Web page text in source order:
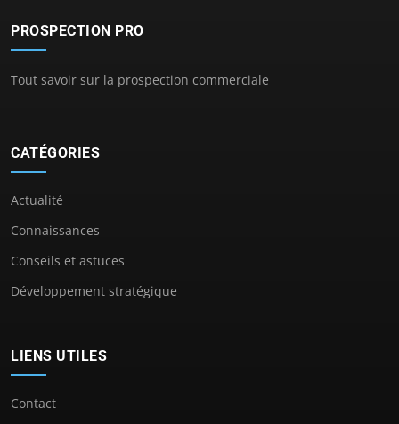
PROSPECTION PRO
Tout savoir sur la prospection commerciale
CATÉGORIES
Actualité
Connaissances
Conseils et astuces
Développement stratégique
LIENS UTILES
Contact